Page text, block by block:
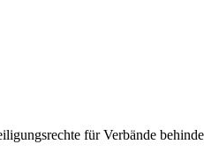
für Verbände